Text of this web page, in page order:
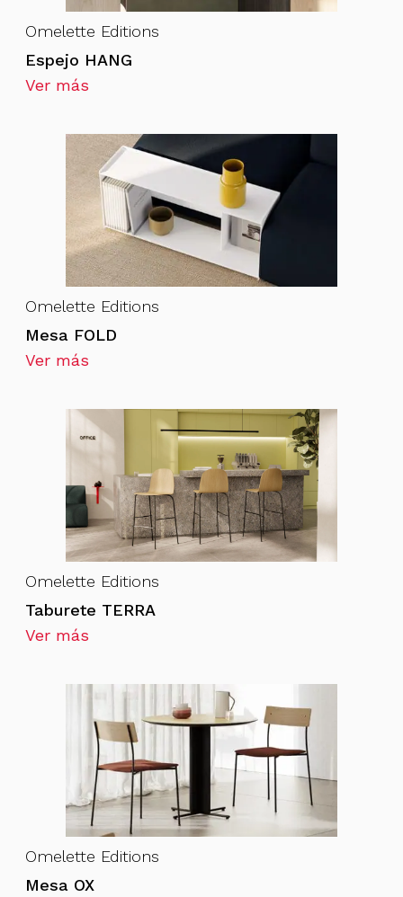
Omelette Editions
Espejo HANG
Ver más
Omelette Editions
Mesa FOLD
Ver más
Omelette Editions
Taburete TERRA
Ver más
Omelette Editions
Mesa OX